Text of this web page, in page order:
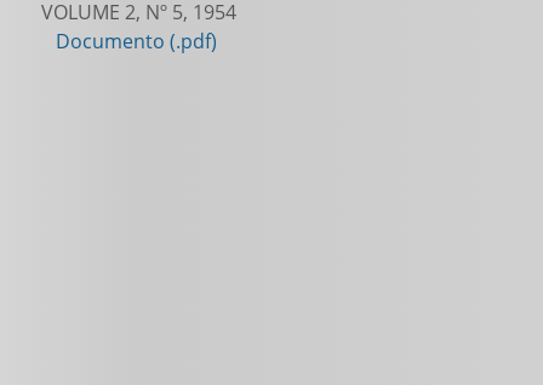
VOLUME 2, Nº 5, 1954
Documento (.pdf)